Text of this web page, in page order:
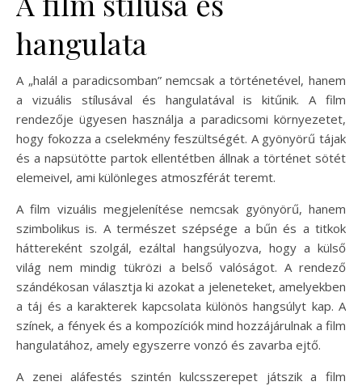
hangulata
A „halál a paradicsomban” nemcsak a történetével, hanem
a vizuális stílusával és hangulatával is kitűnik. A film
rendezője ügyesen használja a paradicsomi környezetet,
hogy fokozza a cselekmény feszültségét. A gyönyörű tájak
és a napsütötte partok ellentétben állnak a történet sötét
elemeivel, ami különleges atmoszférát teremt.
A film vizuális megjelenítése nemcsak gyönyörű, hanem
szimbolikus is. A természet szépsége a bűn és a titkok
háttereként szolgál, ezáltal hangsúlyozva, hogy a külső
világ nem mindig tükrözi a belső valóságot. A rendező
szándékosan választja ki azokat a jeleneteket, amelyekben
a táj és a karakterek kapcsolata különös hangsúlyt kap. A
színek, a fények és a kompozíciók mind hozzájárulnak a film
hangulatához, amely egyszerre vonzó és zavarba ejtő.
A zenei aláfestés szintén kulcsszerepet játszik a film